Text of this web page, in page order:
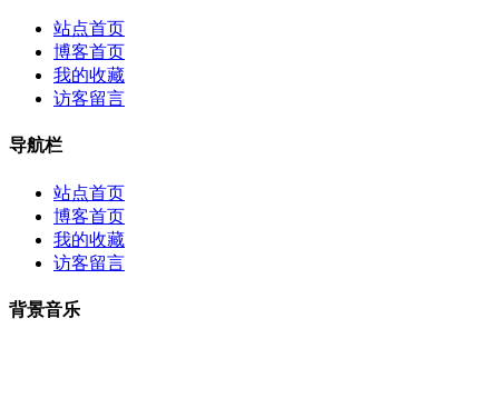
站点首页
博客首页
我的收藏
访客留言
导航栏
站点首页
博客首页
我的收藏
访客留言
背景音乐